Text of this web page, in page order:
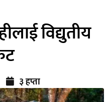
विद्युतीय
३ हप्ता